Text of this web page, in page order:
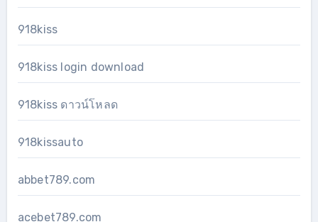
918kiss
918kiss login download
918kiss ดาวน์โหลด
918kissauto
abbet789.com
acebet789.com